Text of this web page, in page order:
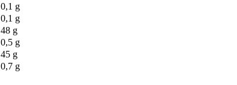
0,1 g
0,1 g
48 g
0,5 g
45 g
0,7 g